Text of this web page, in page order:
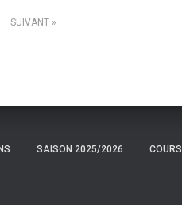
SUIVANT
SAISON 2025/2026 COURS